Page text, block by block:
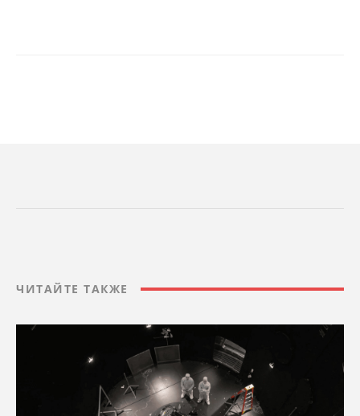
ЧИТАЙТЕ ТАКЖЕ